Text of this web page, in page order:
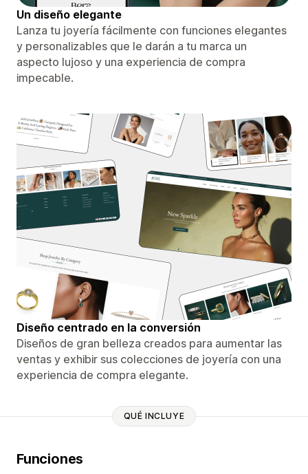
Un diseño elegante
Lanza tu joyería fácilmente con funciones elegantes
y personalizables que le darán a tu marca un
aspecto lujoso y una experiencia de compra
impecable.
Diseño centrado en la conversión
Diseños de gran belleza creados para aumentar las
ventas y exhibir sus colecciones de joyería con una
experiencia de compra elegante.
QUÉ INCLUYE
Funciones